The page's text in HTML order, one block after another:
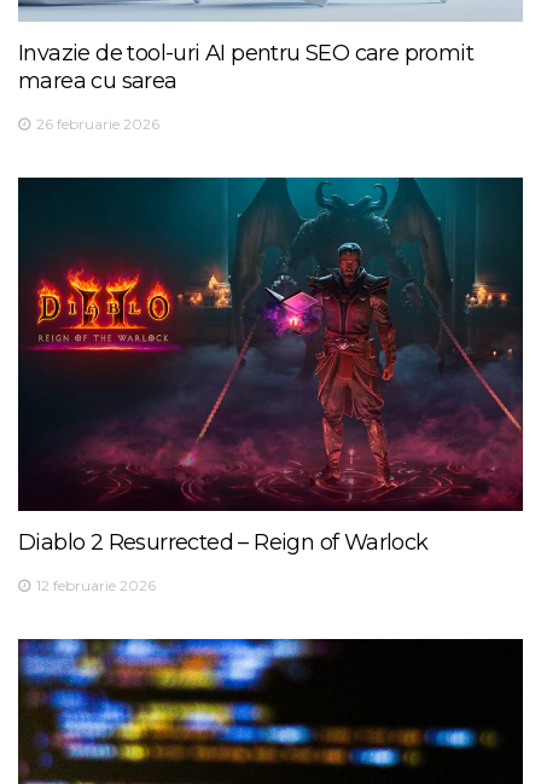
Invazie de tool-uri AI pentru SEO care promit
marea cu sarea
26 februarie 2026
Diablo 2 Resurrected – Reign of Warlock
12 februarie 2026